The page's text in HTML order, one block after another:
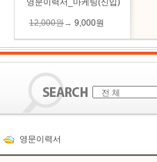
영문이력서_마케팅(신입)
12,000원→ 9,000원
영문이력서